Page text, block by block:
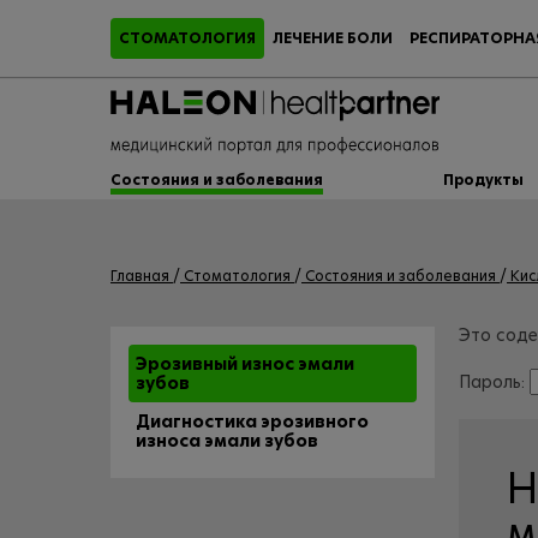
СТОМАТОЛОГИЯ ЛЕЧЕНИЕ БОЛИ
Состояния и заболевания Продукты
Главная Стоматология Состояния и заболевания
Эрозивный износ эмали
зубов
Диагностика эрозивного
износа эмали зубов
Это
Пароль: